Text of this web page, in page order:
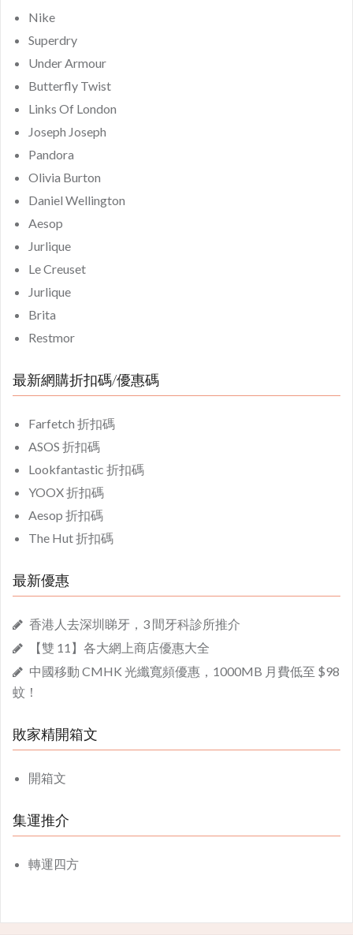
Nike
Superdry
Under Armour
Butterfly Twist
Links Of London
Joseph Joseph
Pandora
Olivia Burton
Daniel Wellington
Aesop
Jurlique
Le Creuset
Jurlique
Brita
Restmor
最新網購折扣碼/優惠碼
Farfetch 折扣碼
ASOS 折扣碼
Lookfantastic 折扣碼
YOOX 折扣碼
Aesop 折扣碼
The Hut 折扣碼
最新優惠
香港人去深圳睇牙，3 間牙科診所推介
【雙 11】各大網上商店優惠大全
中國移動 CMHK 光纖寬頻優惠，1000MB 月費低至 $98
蚊！
敗家精開箱文
開箱文
集運推介
轉運四方